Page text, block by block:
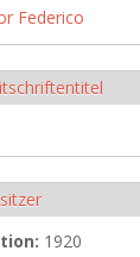
Federico
1920